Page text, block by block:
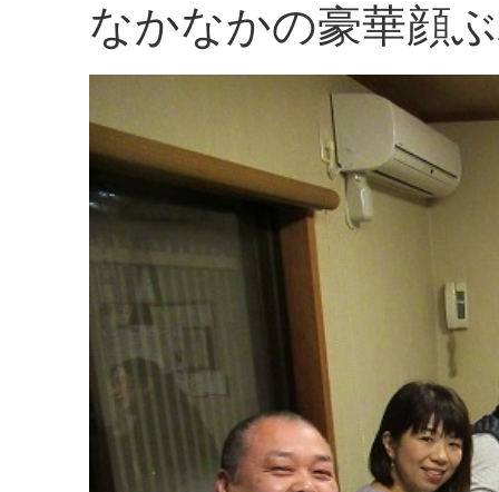
なかなかの豪華顔